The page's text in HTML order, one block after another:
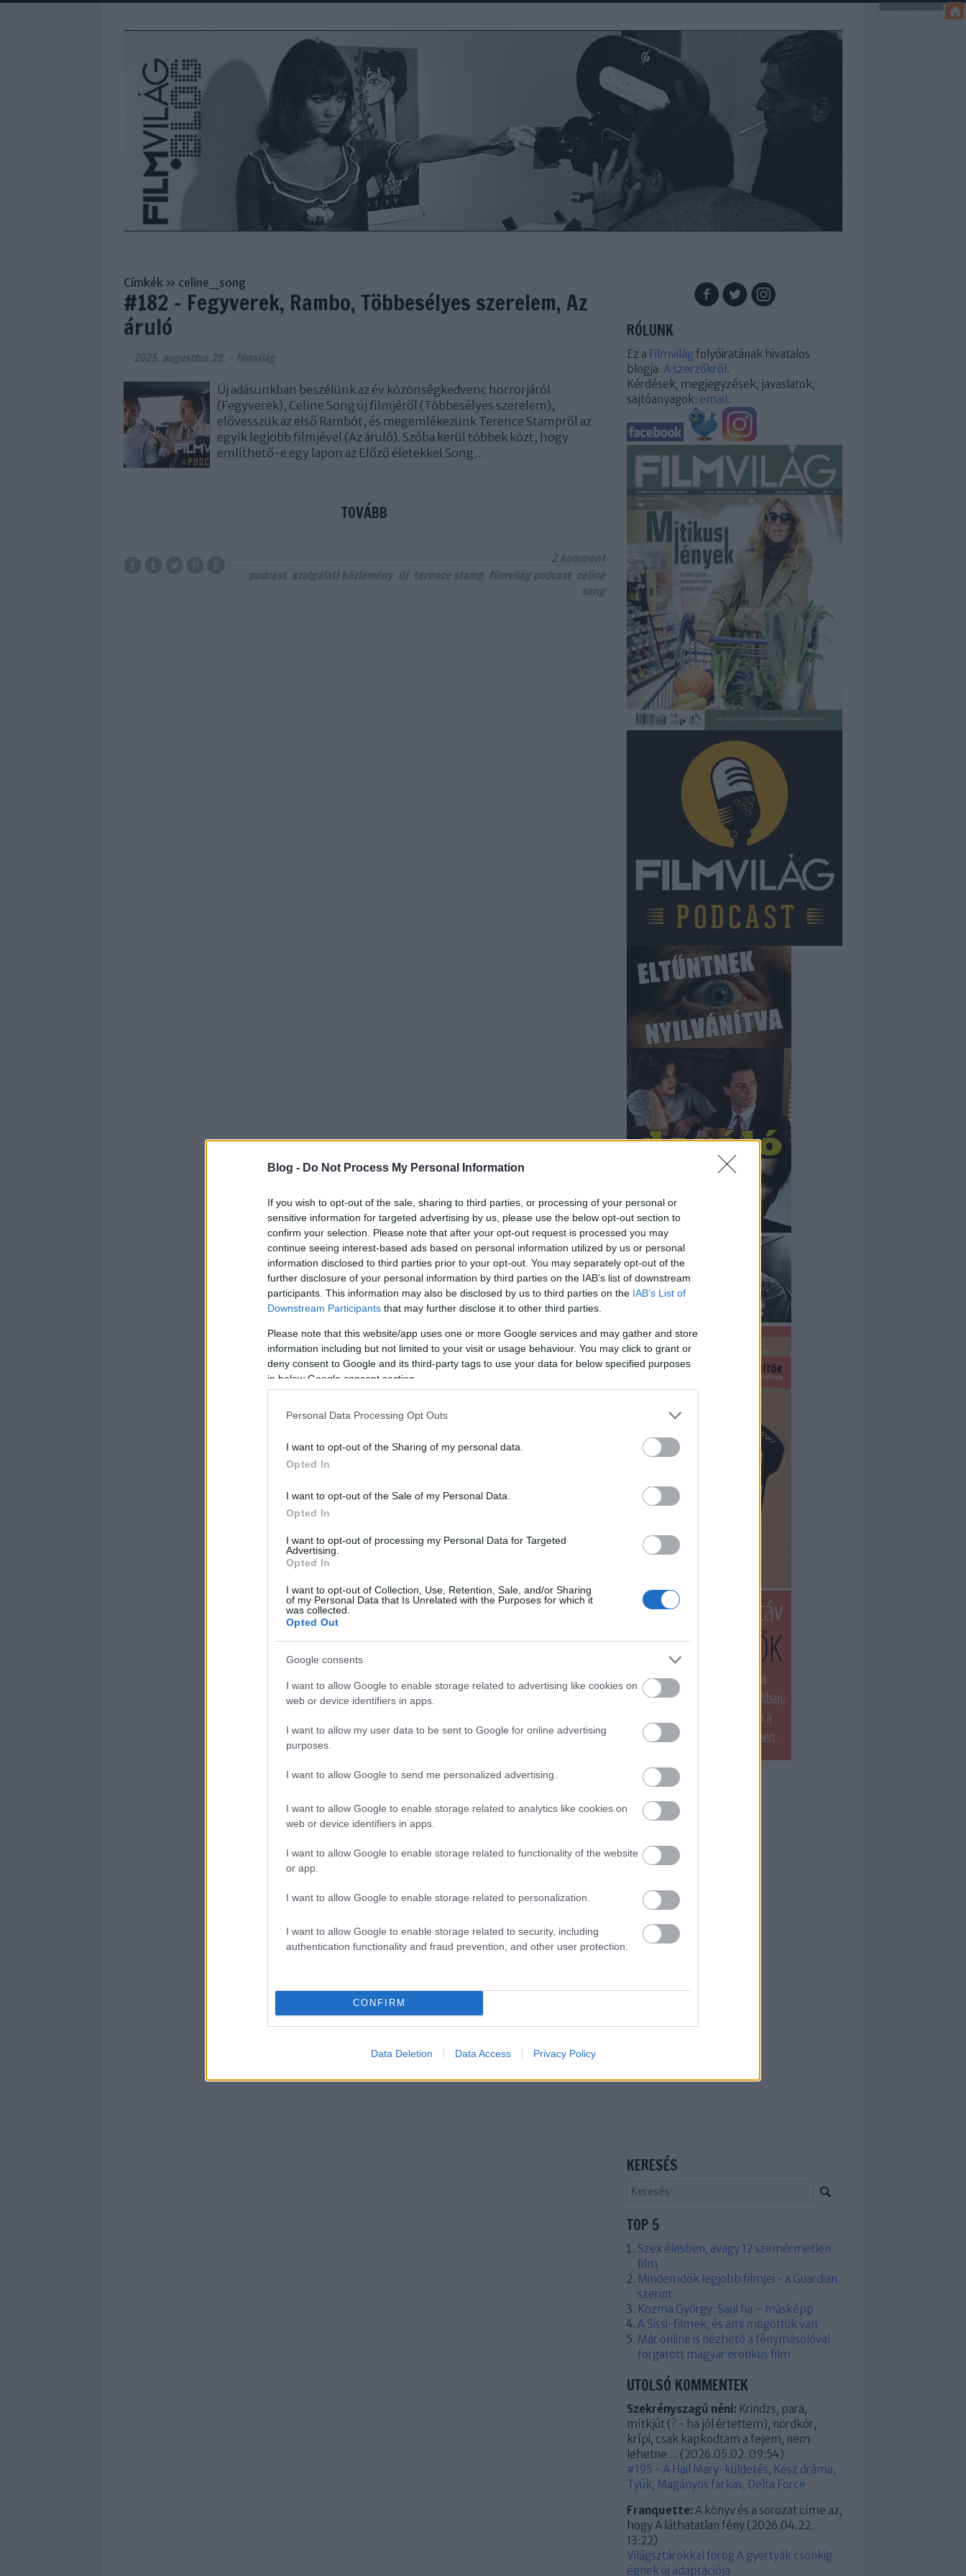
Blog - Do Not Process My Personal Information
If you wish to opt-out of the sale, sharing to third parties, or processing of your personal or
sensitive information for targeted advertising by us, please use the below opt-out section to
confirm your selection. Please note that after your opt-out request is processed you may
continue seeing interest-based ads based on personal information utilized by us or personal
information disclosed to third parties prior to your opt-out. You may separately opt-out of the
further disclosure of your personal information by third parties on the IAB’s list of downstream
participants. This information may also be disclosed by us to third parties on the IAB’s List of
Downstream Participants that may further disclose it to other third parties.
Please note that this website/app uses one or more Google services and may gather and store
information including but not limited to your visit or usage behaviour. You may click to grant or
deny consent to Google and its third-party tags to use your data for below specified purposes
in below Google consent section.
Personal Data Processing Opt Outs
I want to opt-out of the Sharing of my personal data.
Opted In
I want to opt-out of the Sale of my Personal Data.
Opted In
I want to opt-out of processing my Personal Data for Targeted
Advertising.
Opted In
I want to opt-out of Collection, Use, Retention, Sale, and/or Sharing
of my Personal Data that Is Unrelated with the Purposes for which it
was collected.
Opted Out
Google consents
I want to allow Google to enable storage related to advertising like cookies on
web or device identifiers in apps.
I want to allow my user data to be sent to Google for online advertising
purposes.
I want to allow Google to send me personalized advertising.
I want to allow Google to enable storage related to analytics like cookies on
web or device identifiers in apps.
I want to allow Google to enable storage related to functionality of the website
or app.
I want to allow Google to enable storage related to personalization.
I want to allow Google to enable storage related to security, including
authentication functionality and fraud prevention, and other user protection.
CONFIRM
Data Deletion Data Access Privacy Policy
Címkék » celine_song
#182 - Fegyverek, Rambo, Többesélyes szerelem, Az
áruló
2025. augusztus 28. - filmvilág
Új adásunkban beszélünk az év közönségkedvenc horrorjáról
(Fegyverek), Celine Song új filmjéről (Többesélyes szerelem),
elővesszük az első Rambót, és megemlékezünk Terence Stampről az
egyik legjobb filmjével (Az áruló). Szóba kerül többek közt, hogy
említhető-e egy lapon az Előző életekkel Song…
TOVÁBB
2komment
podcast szolgálati közlemény új terence stamp filmvilág podcast celine
song
RÓLUNK
Ez a Filmvilágfolyóiratának hivatalos
blogja. A szerzőkről .
Kérdések, megjegyzések, javaslatok,
sajtóanyagok: email .
EZT LÁTTUK LEGUTÓBB
Tweets by filmnaplo
KERESÉS
TOP 5
Szex élesben, avagy 12 szemérmetlen
film
Minden idők legjobb filmjei - a Guardian
szerint
Kozma György: Saul fia – másképp
A Sissi-filmek, és ami mögöttük van
Már online is nézhető a fénymásolóval
forgatott magyar erotikus film
UTOLSÓ KOMMENTEK
Szekrényszagú néni: Krindzs, para,
mítkjút (? - ha jól értettem), nördkór,
krípi, csak kapkodtam a fejem, nem
lehetne ... (2026.05.02. 09:54)
#195 - A Hail Mary-küldetés, Kész dráma,
Tyúk, Magányos farkas, Delta Force
Franquette: A könyv és a sorozat címe az,
hogy A láthatatlan fény (2026.04.22.
13:22)
Világsztárokkal forog A gyertyák csonkig
égnek új adaptációja